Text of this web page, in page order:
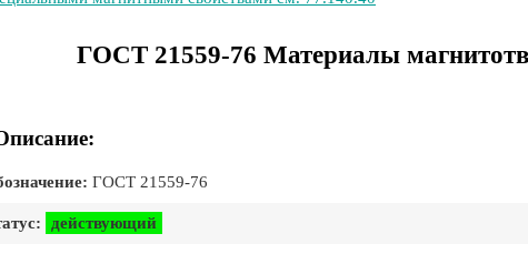
ГОСТ 21559-76 Материалы
ГОСТ 21559-76
действующий